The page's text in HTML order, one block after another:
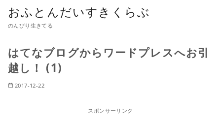
おふとんだいすきくらぶ
のんびり生きてる
はてなブログからワードプレスへお引
越し！ (1)
2017-12-22
スポンサーリンク